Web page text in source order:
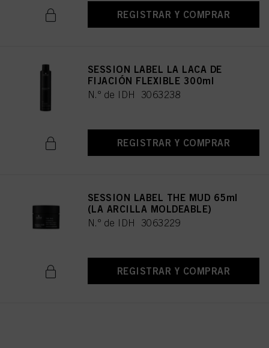
REGISTRAR Y COMPRAR
SESSION LABEL LA LACA DE
FIJACIÓN FLEXIBLE 300ml
N.º de IDH 3063238
REGISTRAR Y COMPRAR
SESSION LABEL THE MUD 65ml
(LA ARCILLA MOLDEABLE)
N.º de IDH 3063229
REGISTRAR Y COMPRAR